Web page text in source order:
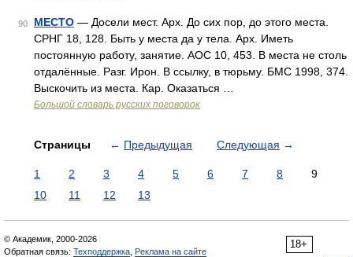
90 МЕСТО — Досели мест. Арх. До сих пор, до этого места.
СРНГ 18, 128. Быть у места да у тела. Арх. Иметь
постоянную работу, занятие. АОС 10, 453. В места не столь
отдалённые. Разг. Ирон. В ссылку, в тюрьму. БМС 1998, 374.
Выскочить из места. Кар. Оказаться …
Большой словарь русских поговорок
Страницы ← Предыдущая Следующая →
1 2 3 4 5 6 7 8
9
10
11 12 13
18+
© Академик, 2000-2026
Обратная связь: Техподдержка Реклама на сайте